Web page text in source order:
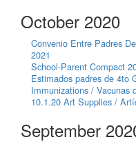
October 2020
Convenio Entre Padres
2021
School-Parent Compact
Estimados padres de 4to
Immunizations / Vacunas
10.1.20 Art Supplies /
September